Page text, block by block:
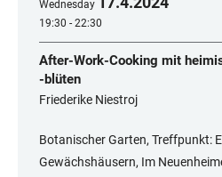
Wednesday
19:30 - 22:30
After-Work-Cooking mit
-blüten
Friederike Niestroj
Botanischer Garten, Treffpunkt:
Gewächshäusern, Im